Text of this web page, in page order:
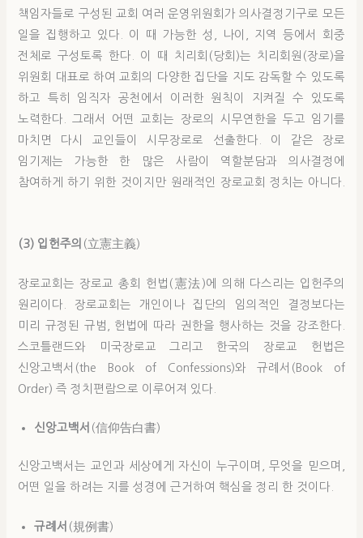
책임자들로 구성된 교회 여러 운영위원회가 의사결정기구로 모든
일을 집행하고 있다. 이 때 가능한 성, 나이, 지역 등에서 회중
전체로 구성토록 한다. 이 때 치리회(당회)는 치리회원(장로)을
위원회 대표로 하여 교회의 다양한 집단을 지도 감독할 수 있도록
하고 특히 임직자 공천에서 이러한 원칙이 지켜질 수 있도록
노력한다. 그래서 어떤 교회는 장로의 시무연한을 두고 임기를
마치면 다시 교인들이 시무장로로 선출한다. 이 같은 장로
임기제는 가능한 한 많은 사람이 역할분담과 의사결정에
참여하게 하기 위한 것이지만 원래적인 장로교회 정치는 아니다.
(3) 입헌주의 (立憲主義)
장로교회는 장로교 총회 헌법(憲法)에 의해 다스리는 입헌주의
원리이다. 장로교회는 개인이나 집단의 임의적인 결정보다는
미리 규정된 규범, 헌법에 따라 권한을 행사하는 것을 강조한다.
스코틀랜드와 미국장로교 그리고 한국의 장로교 헌법은
신앙고백서(the Book of Confessions)와 규례서(Book of
Order) 즉 정치편람으로 이루어져 있다.
신앙고백서 (信仰告白書)
신앙고백서는 교인과 세상에게 자신이 누구이며, 무엇을 믿으며,
어떤 일을 하려는 지를 성경에 근거하여 핵심을 정리 한 것이다.
규례서 (規例書)